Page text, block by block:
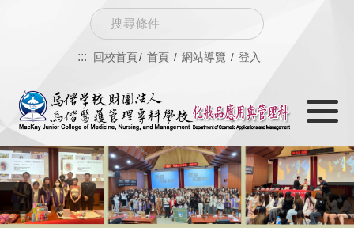
要
內
容
::: 回校首頁 首頁 網站導覽 登入
Search
Toggle